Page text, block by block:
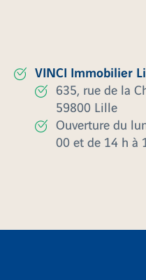
VINCI Immobilier
635, rue de la
59800 Lille
Ouverture du
00 et de 14 h à